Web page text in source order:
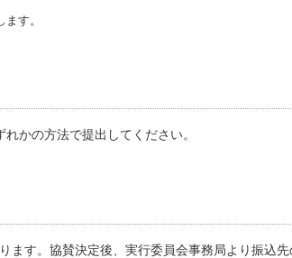
す。
かの方法で提出してください。
す。協賛決定後、実行委員会事務局より振込先